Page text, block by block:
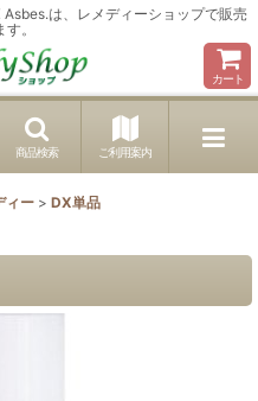
は、レメディーショップで販売
。
カート
商品検索 ご利用案内
ィー > DX単品